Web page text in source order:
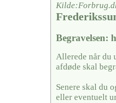
Begravelsen:
Allerede når du
afdøde skal
Senere skal du
eller eventuelt